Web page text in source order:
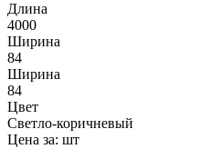
Длина
4000
Ширина
84
Ширина
84
Цвет
Светло-коричневый
Цена за: шт